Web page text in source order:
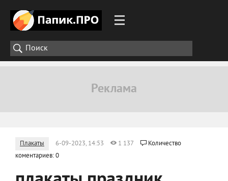
Плакаты 6-09-2023, 14:53 1 137
Количество
коментариев: 0